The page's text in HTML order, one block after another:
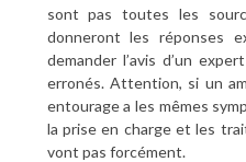
sont pas toutes les
donneront les réponses
demander l’avis d’un
erronés. Attention, si un
entourage a les mêmes
la prise en charge et les
vont pas forcément.